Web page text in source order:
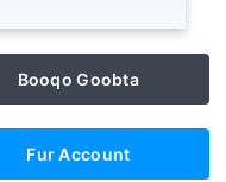
Booqo Goobta
Fur Account